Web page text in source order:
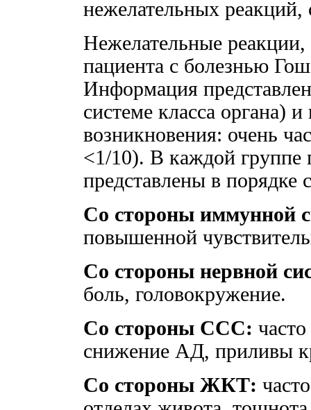
нежелательных
Нежелательные
пациента с болезнью
Информация
системе класса органа)
возникновения: очень
<1/10). В каждой группе
представлены в порядке
Со стороны иммунной
повышенной
Со стороны нервной
боль, головокружение.
Со стороны ССС:
снижение АД, приливы
Со стороны ЖКТ: